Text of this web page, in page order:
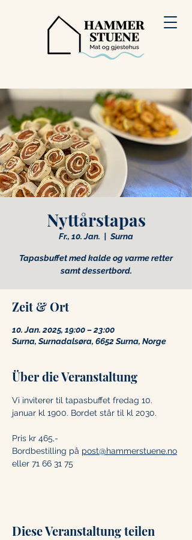
Nyttårstapas
Fr., 10. Jan.
  |
Surna
Tapasbuffet med kalde og varme retter
samt dessertbord.
Zeit & Ort
10. Jan. 2025, 19:00 – 23:00
Surna, Surnadalsøra, 6652 Surna, Norge
Über die Veranstaltung
Vi inviterer til tapasbuffet fredag 10.
januar kl 1900. Bordet står til kl 2030.
Pris kr 465,-
Bordbestilling på post@hammerstuene.no
eller 71 66 31 75
Diese Veranstaltung teilen